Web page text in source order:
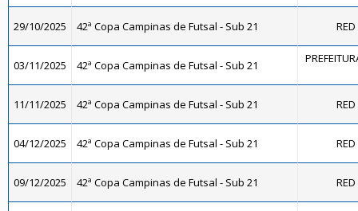
29/10/2025 42ª Copa Campinas de Futsal - Sub 21
03/11/2025 42ª Copa Campinas de Futsal - Sub 21
11/11/2025 42ª Copa Campinas de Futsal - Sub 21
04/12/2025 42ª Copa Campinas de Futsal - Sub 21
09/12/2025 42ª Copa Campinas de Futsal - Sub 21